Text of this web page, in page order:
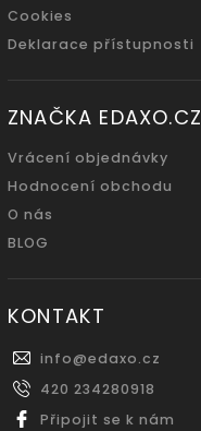
Cookies
Deklarace přístupnosti
ZNAČKA EDAXO.CZ
Vrácení objednávky
Hodnocení obchodu
O nás
BLOG
KONTAKT
info@edaxo.cz
420 234280918
Připojit se k nám